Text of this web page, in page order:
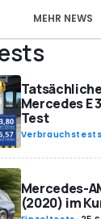
MEHR NEWS
Mercedes E
Test
Verbrauchstests
Mercedes-
(2020) im